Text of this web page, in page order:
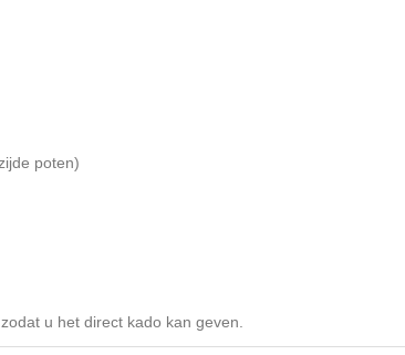
poten)
u het direct kado kan geven.